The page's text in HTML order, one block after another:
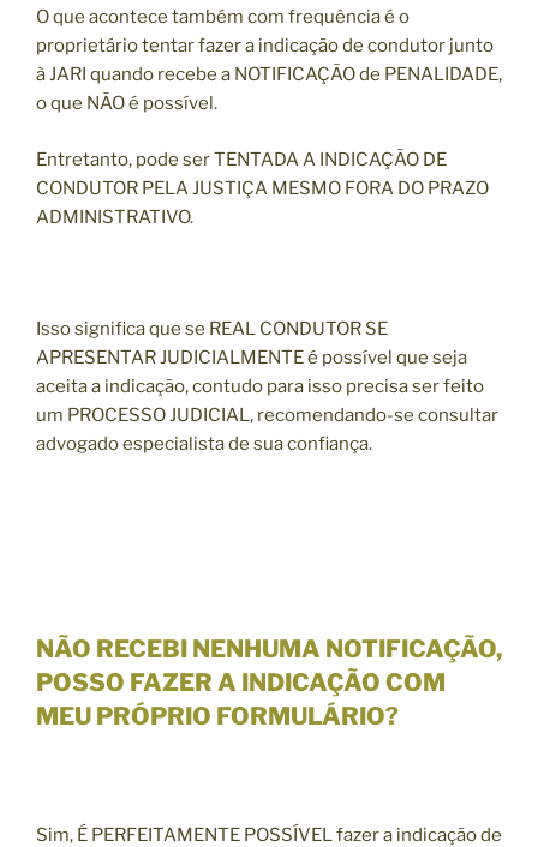
O que acontece também com frequência é o
proprietário tentar fazer a indicação de condutor junto
à JARI quando recebe a NOTIFICAÇÃO de PENALIDADE,
o que NÃO é possível.
Entretanto, pode ser TENTADA A INDICAÇÃO DE
CONDUTOR PELA JUSTIÇA MESMO FORA DO PRAZO
ADMINISTRATIVO.
Isso significa que se REAL CONDUTOR SE
APRESENTAR JUDICIALMENTE é possível que seja
aceita a indicação, contudo para isso precisa ser feito
um PROCESSO JUDICIAL, recomendando-se consultar
advogado especialista de sua confiança.
NÃO RECEBI NENHUMA NOTIFICAÇÃO,
POSSO FAZER A INDICAÇÃO COM
MEU PRÓPRIO FORMULÁRIO?
Sim, É PERFEITAMENTE POSSÍVEL fazer a indicação de